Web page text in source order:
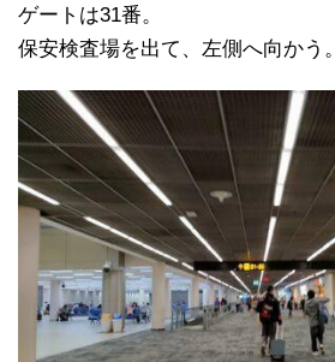
ゲートは31番。
保安検査場を出て、左側へ向かう。